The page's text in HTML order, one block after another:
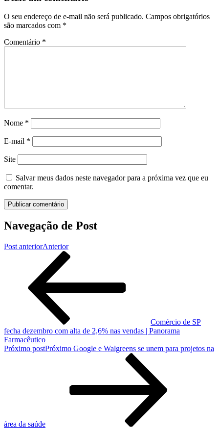
O seu endereço de e-mail não será publicado. Campos obrigatórios
são marcados com *
Comentário *
Nome *
E-mail *
Site
Salvar meus dados neste navegador para a próxima vez que eu
comentar.
Navegação de Post
Post anteriorAnterior
Comércio de SP
fecha dezembro com alta de 2,6% nas vendas | Panorama
Farmacêutico
Próximo postPróximo Google e Walgreens se unem para projetos na
área da saúde